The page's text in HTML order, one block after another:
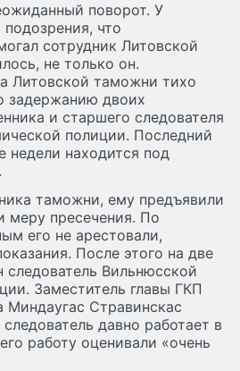
поворот. У
что
сотрудник Литовской
не только он.
Литовской таможни тихо
задержанию двоих
и старшего следователя
полиции. Последний
недели находится под
таможни, ему предъявили
меру пресечения. По
его не арестовали,
После этого на две
Вильнюсской
Заместитель главы ГКП
Миндаугас Стравинскас
давно работает в
работу оценивали «очень